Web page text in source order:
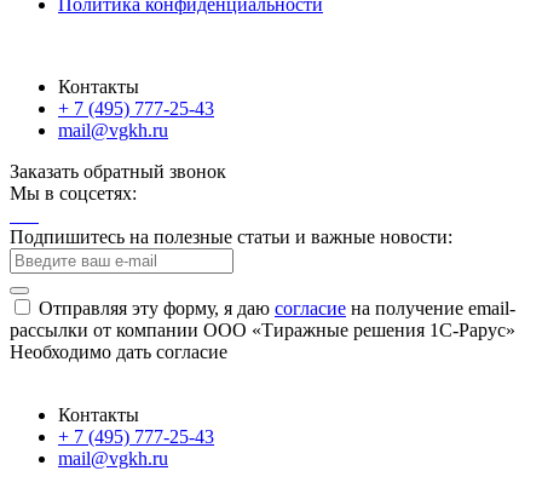
Политика конфиденциальности
Контакты
+ 7 (495) 777-25-43
mail@vgkh.ru
Заказать обратный звонок
Мы в соцсетях:
Подпишитесь на полезные статьи и важные новости:
Отправляя эту форму, я даю согласие на получение email-
рассылки от компании ООО «Тиражные решения 1С-Рарус»
Необходимо дать согласие
Контакты
+ 7 (495) 777-25-43
mail@vgkh.ru